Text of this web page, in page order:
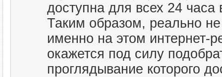
доступна для всех 24
Таким образом, реально
именно на этом интернет-
окажется под силу
проглядывание которого